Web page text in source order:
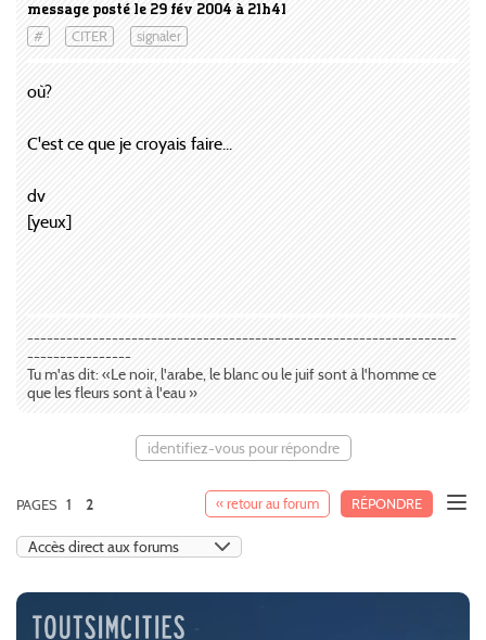
message posté le 29 fév 2004 à 21h41
# CITER signaler
où?
C'est ce que je croyais faire...
dv
[yeux]
------------------------------------------------------------------
----------------
Tu m'as dit: «Le noir, l'arabe, le blanc ou le juif sont à l'homme ce
que les fleurs sont à l'eau »
identifiez-vous pour répondre
« retour au forum RÉPONDRE
PAGES 1 2